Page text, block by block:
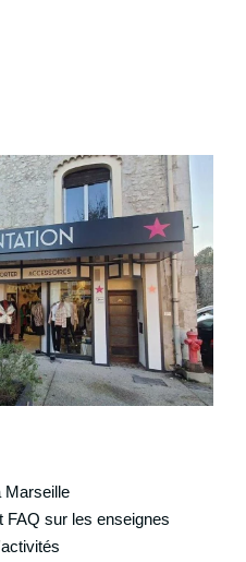
Marseille
FAQ sur les enseignes